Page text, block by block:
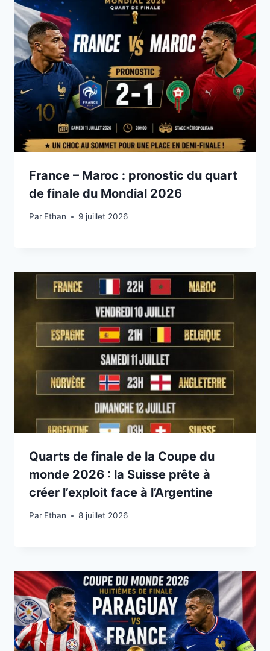
France – Maroc : pronostic du quart
de finale du Mondial 2026
Par Ethan
9 juillet 2026 9 juillet 2026
Quarts de finale de la Coupe du
monde 2026 : la Suisse prête à
créer l’exploit face à l’Argentine
Par Ethan
8 juillet 2026 8 juillet 2026